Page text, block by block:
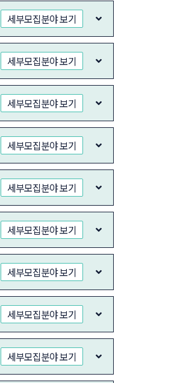
세부모집분야 보기
세부모집분야 보기
세부모집분야 보기
세부모집분야 보기
세부모집분야 보기
세부모집분야 보기
세부모집분야 보기
세부모집분야 보기
세부모집분야 보기